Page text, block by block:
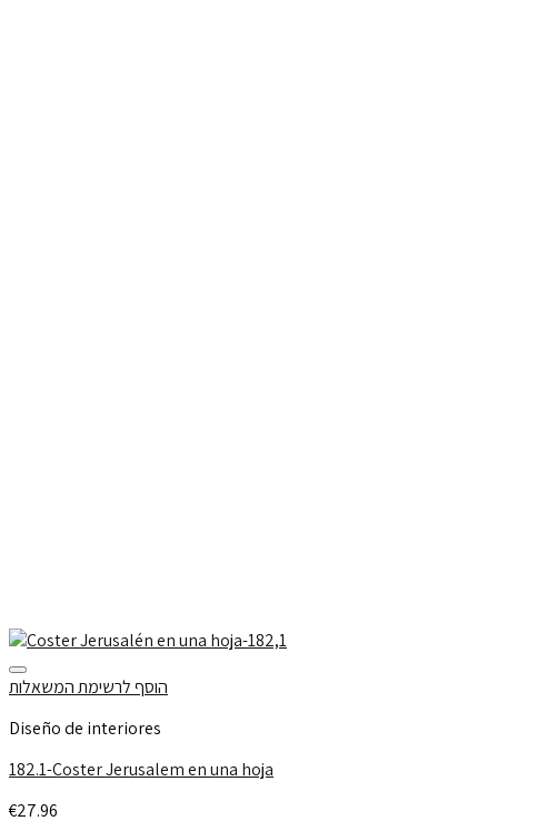
הוסף לרשימת המשאלות
Diseño de interiores
182.1-Coster Jerusalem en una hoja
€27.96